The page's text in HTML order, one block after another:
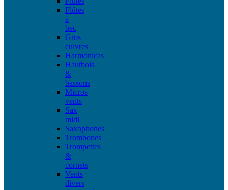
Flûtes
à
bec
Gros
cuivres
Harmonicas
Hautbois
&
bassons
Micros
vents
Sax
midi
Saxophones
Trombones
Trompettes
&
cornets
Vents
divers